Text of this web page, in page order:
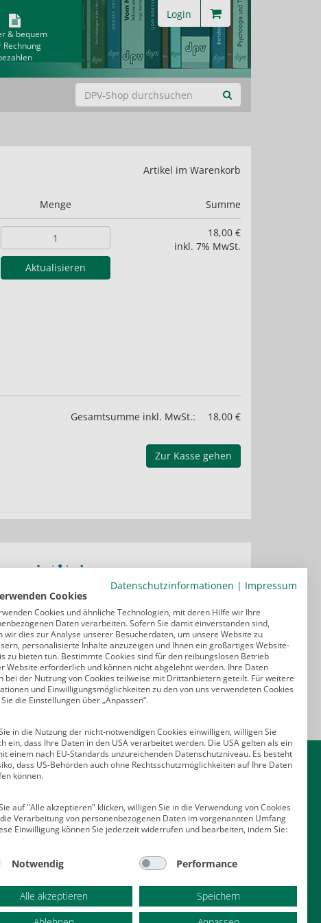
& bequem
Rechnung
Login
Artikel im Warenkorb
Menge Summe
Aktualisieren
18,00 €
inkl. 7% MwSt.
Gesamtsumme inkl. MwSt.: 18,00 €
Zur Kasse gehen
Kontakt
10179 Berlin
E-Mail: verlag@psychologenverlag.de
+49 (0)2 28 95 50 210
Telefax: +49 (0)2 28 36 96 210
E-Mail:
Datenschutzinformationen | Impressum
Cookies
Cookies und ähnliche Technologien, mit deren Hilfe wir Ihre
Daten verarbeiten. Sofern Sie damit einverstanden sind,
wir dies zur Analyse unserer Besucherdaten, um unsere Website zu
personalisierte Inhalte anzuzeigen und Ihnen ein großartiges Website-
zu bieten tun. Bestimmte Cookies sind für den reibungslosen Betrieb
Website erforderlich und können nicht abgelehnt werden. Ihre Daten
bei der Nutzung von Cookies teilweise mit Drittanbietern geteilt. Für weitere
und Einwilligungsmöglichkeiten zu den von uns verwendeten Cookies
die Einstellungen über „Anpassen“.
in die Nutzung der nicht-notwendigen Cookies einwilligen, willigen Sie
ein, dass Ihre Daten in den USA verarbeitet werden. Die USA gelten als ein
einem nach EU-Standards unzureichenden Datenschutzniveau. Es besteht
dass US-Behörden auch ohne Rechtsschutzmöglichkeiten auf Ihre Daten
können.
auf "Alle akzeptieren" klicken, willigen Sie in die Verwendung von Cookies
Verarbeitung von personenbezogenen Daten im vorgenannten Umfang
Einwilligung können Sie jederzeit widerrufen und bearbeiten, indem Sie:
Notwendig Performance
Alle akzeptieren
Speichern